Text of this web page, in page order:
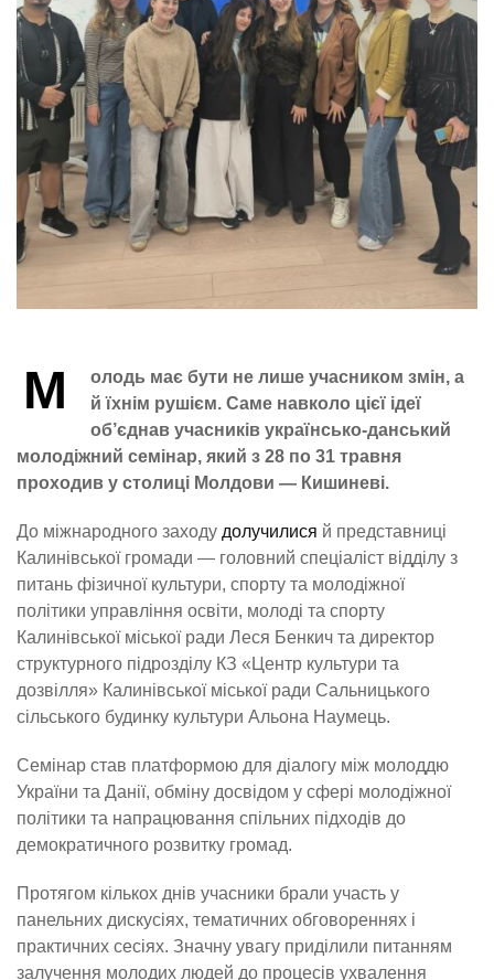
М
олодь має бути не лише учасником змін, а
й їхнім рушієм. Саме навколо цієї ідеї
об’єднав учасників українсько-данський
молодіжний семінар, який з 28 по 31 травня
проходив у столиці Молдови — Кишиневі.
До міжнародного заходу долучилися й представниці
Калинівської громади — головний спеціаліст відділу з
питань фізичної культури, спорту та молодіжної
політики управління освіти, молоді та спорту
Калинівської міської ради Леся Бенкич та директор
структурного підрозділу КЗ «Центр культури та
дозвілля» Калинівської міської ради Сальницького
сільського будинку культури Альона Наумець.
Семінар став платформою для діалогу між молоддю
України та Данії, обміну досвідом у сфері молодіжної
політики та напрацювання спільних підходів до
демократичного розвитку громад.
Протягом кількох днів учасники брали участь у
панельних дискусіях, тематичних обговореннях і
практичних сесіях. Значну увагу приділили питанням
залучення молодих людей до процесів ухвалення